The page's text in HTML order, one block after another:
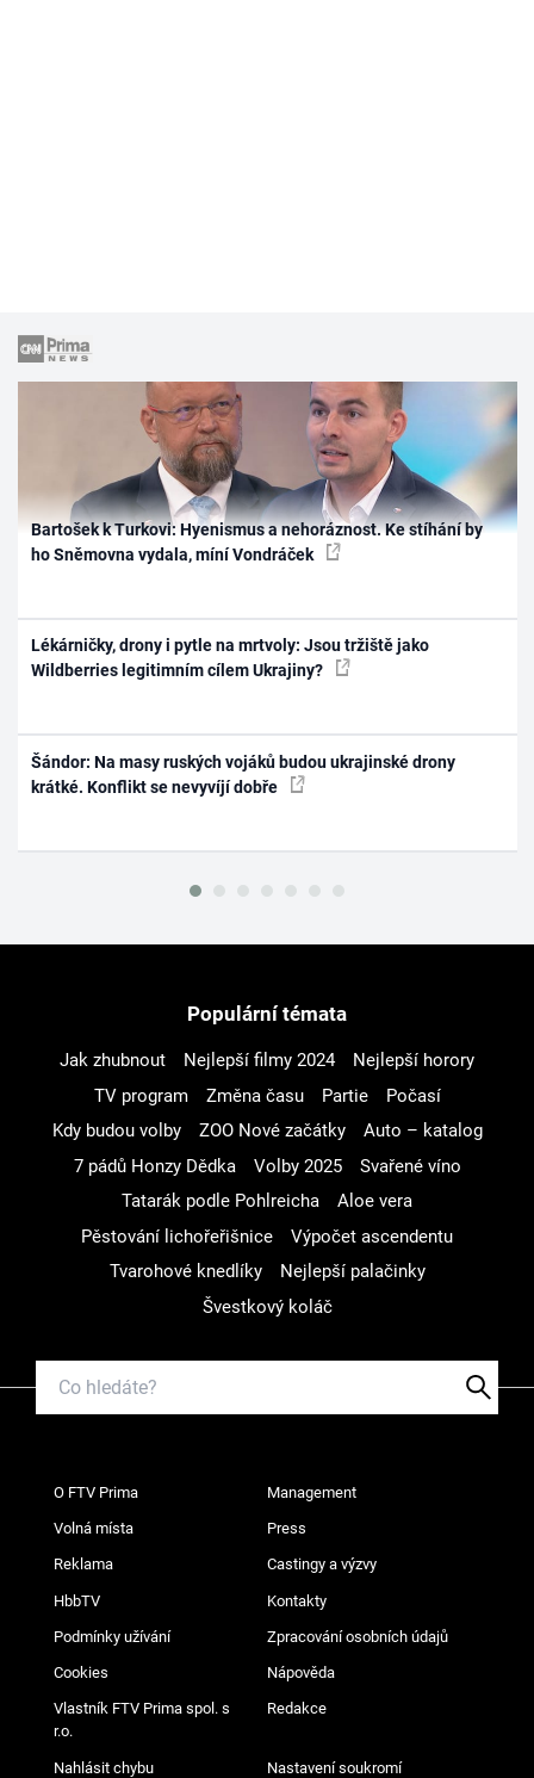
Bartošek k Turkovi: Hyenismus a nehoráznost. Ke stíhání by
ho Sněmovna vydala, míní Vondráček
Lékárničky, drony i pytle na mrtvoly: Jsou tržiště jako
Wildberries legitimním cílem Ukrajiny?
Šándor: Na masy ruských vojáků budou ukrajinské drony
krátké. Konflikt se nevyvíjí dobře
Populární témata
Jak zhubnout Nejlepší filmy 2024
Nejlepší horory
TV program
Změna času Partie
Počasí
Kdy budou volby
ZOO Nové začátky
Auto – katalog
7 pádů Honzy Dědka
Volby 2025
Svařené víno
Tatarák podle Pohlreicha
Aloe vera
Pěstování lichořeřišnice
Výpočet ascendentu
Tvarohové knedlíky
Nejlepší palačinky
Švestkový koláč
O FTV Prima Management
Volná místa Press
Reklama Castingy a výzvy
HbbTV Kontakty
Podmínky užívání Zpracování osobních údajů
Cookies Nápověda
Vlastník FTV Prima spol. s
r.o.
Redakce
Nahlásit chybu Nastavení soukromí